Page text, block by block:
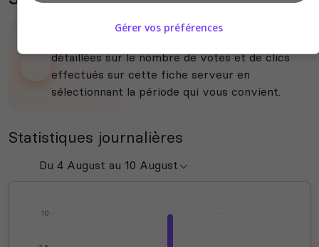
détaillées sur le nombre de votes et de clics
effectués sur cette fiche serveur en
sélectionnant la période qui vous convient.
Statistiques journalières
10
Gérer vos préférences